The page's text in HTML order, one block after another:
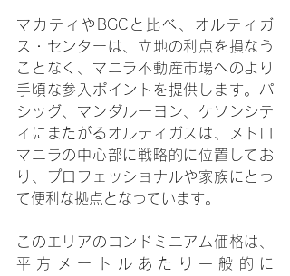
マカティやBGCと比べ、オルティガ
ス・センターは、立地の利点を損なう
ことなく、マニラ不動産市場へのより
手頃な参入ポイントを提供します。パ
シッグ、マンダルーヨン、ケソンシテ
ィにまたがるオルティガスは、メトロ
マニラの中心部に戦略的に位置してお
り、プロフェッショナルや家族にとっ
て便利な拠点となっています。
このエリアのコンドミニアム価格は、
平方メートルあたり一般的に